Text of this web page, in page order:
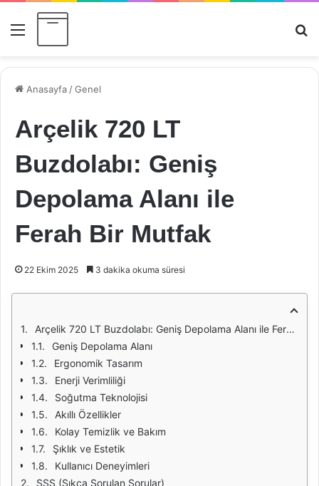
Menü
Anasayfa /Genel
Arçelik 720 LT
Buzdolabı: Geniş
Depolama Alanı ile
Ferah Bir Mutfak
22 Ekim 2025 3 dakika okuma süresi
Arçelik 720 LT Buzdolabı: Geniş Depolama Alanı ile Ferah Bir Mutfak
Geniş Depolama Alanı
Ergonomik Tasarım
Enerji Verimliliği
Soğutma Teknolojisi
Akıllı Özellikler
Kolay Temizlik ve Bakım
Şıklık ve Estetik
Kullanıcı Deneyimleri
SSS (Sıkça Sorulan Sorular)